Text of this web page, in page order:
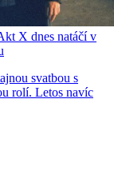
X dnes natáčí v
svatbou s
rolí. Letos navíc